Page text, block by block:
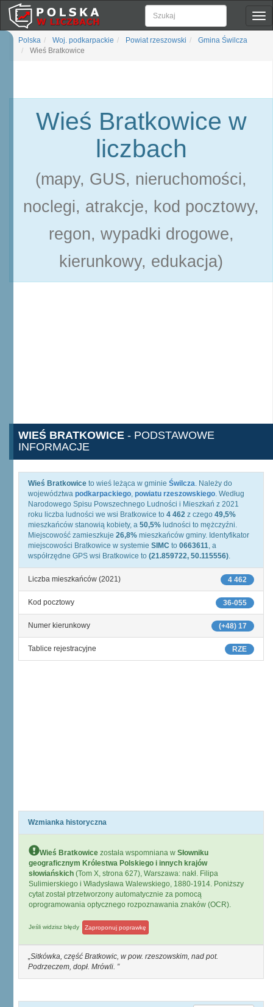
Polska Woj. podkarpackie Powiat rzeszowski
Gmina Świlcza
Wieś Bratkowice
Wieś Bratkowice w
liczbach
(mapy, GUS, nieruchomości,
noclegi, atrakcje, kod pocztowy,
regon, wypadki drogowe,
kierunkowy, edukacja)
WIEŚ BRATKOWICE - PODSTAWOWE
INFORMACJE
Wieś Bratkowice to wieś leżąca w gminie Świlcza. Należy do
województwa podkarpackiego, powiatu rzeszowskiego. Według
Narodowego Spisu Powszechnego Ludności i Mieszkań z 2021
roku liczba ludności we wsi Bratkowice to 4 462 z czego 49,5%
mieszkańców stanowią kobiety, a 50,5% ludności to mężczyźni.
Miejscowość zamieszkuje 26,8% mieszkańców gminy. Identyfikator
miejscowości Bratkowice w systemie SIMC to 0663611, a
współrzędne GPS wsi Bratkowice to (21.859722, 50.115556).
4 462
Liczba mieszkańców (2021)
36-055
Kod pocztowy
(+48) 17
Numer kierunkowy
RZE
Tablice rejestracyjne
Wzmianka historyczna
Wieś Bratkowice została wspomniana w Słowniku
geograficznym Królestwa Polskiego i innych krajów
słowiańskich (Tom X, strona 627), Warszawa: nakł. Filipa
Sulimierskiego i Władysława Walewskiego, 1880-1914. Poniższy
cytat został ptrzetworzony automatycznie za pomocą
oprogramowania optycznego rozpoznawania znaków (OCR).
Jeśli widzisz błędy Zaproponuj poprawkę
Sitkówka, część Bratkowic, w pow. rzeszowskim, nad pot.
Podrzeczem, dopł. Mrówli.